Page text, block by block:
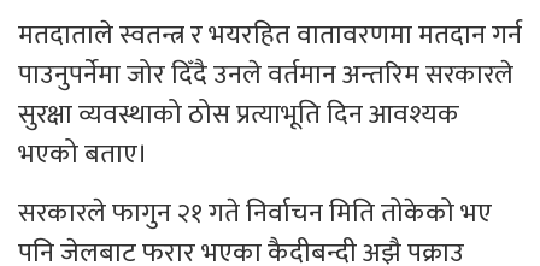
मतदाताले स्वतन्त्र र भयरहित वातावरणमा मतदान गर्न
पाउनुपर्नेमा जोर दिँदै उनले वर्तमान अन्तरिम सरकारले
सुरक्षा व्यवस्थाको ठोस प्रत्याभूति दिन आवश्यक
भएको बताए।
सरकारले फागुन २१ गते निर्वाचन मिति तोकेको भए
पनि जेलबाट फरार भएका कैदीबन्दी अझै पक्राउ